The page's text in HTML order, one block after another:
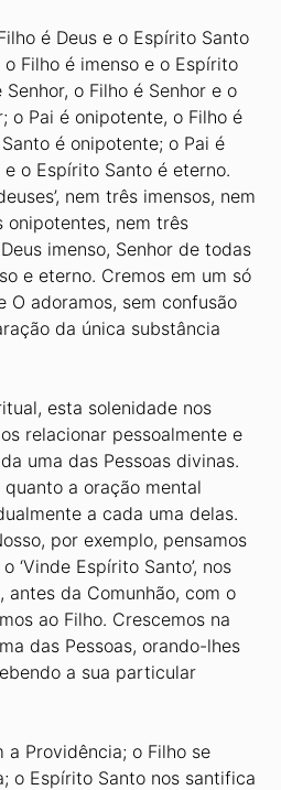
é Deus e o Espírito Santo
o Filho é imenso e o Espírito
o Filho é Senhor e o
o Pai é onipotente, o Filho é
é onipotente; o Pai é
o Espírito Santo é eterno.
nem três imensos, nem
onipotentes, nem três
imenso, Senhor de todas
e eterno. Cremos em um só
O adoramos, sem confusão
da única substância
esta solenidade nos
relacionar pessoalmente e
uma das Pessoas divinas.
a oração mental
a cada uma delas.
por exemplo, pensamos
‘Vinde Espírito Santo’, nos
antes da Comunhão, com o
ao Filho. Crescemos na
das Pessoas, orando-lhes
a sua particular
a Providência; o Filho se
o Espírito Santo nos santifica